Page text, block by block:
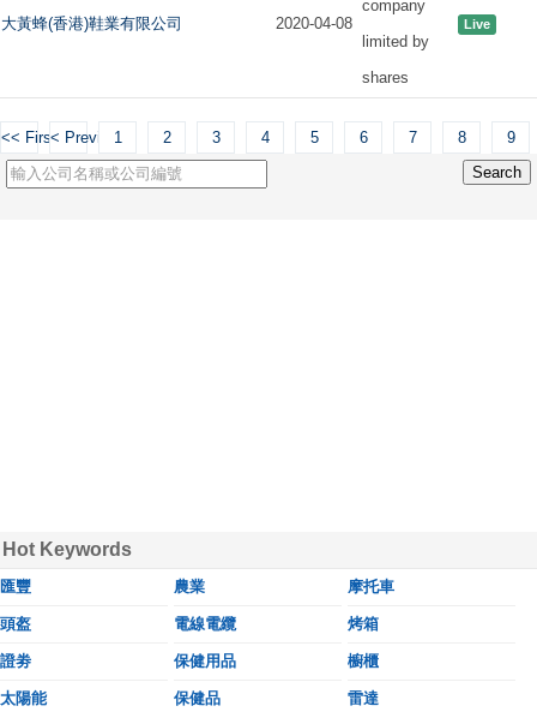
大黃蜂(香港)鞋業有限公司 2020-04-08
company
limited by
shares
Live
<< First< Previous1 2 3 4 5 6 7 8 9
Hot Keywords
匯豐 農業 摩托車
頭盔 電線電纜 烤箱
證劵 保健用品 櫥櫃
太陽能 保健品 雷達